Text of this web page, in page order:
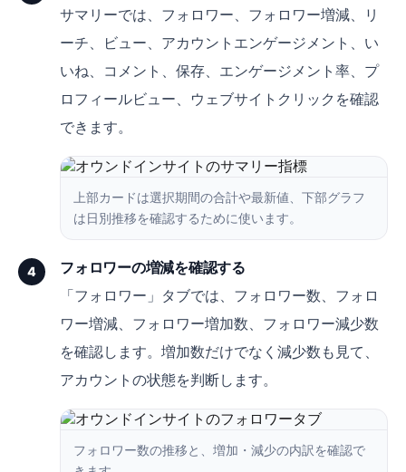
サマリーでは、フォロワー、フォロワー増減、リ
ーチ、ビュー、アカウントエンゲージメント、い
いね、コメント、保存、エンゲージメント率、プ
ロフィールビュー、ウェブサイトクリックを確認
できます。
上部カードは選択期間の合計や最新値、下部グラフ
は日別推移を確認するために使います。
4 フォロワーの増減を確認する
「フォロワー」タブでは、フォロワー数、フォロ
ワー増減、フォロワー増加数、フォロワー減少数
を確認します。増加数だけでなく減少数も見て、
アカウントの状態を判断します。
フォロワー数の推移と、増加・減少の内訳を確認で